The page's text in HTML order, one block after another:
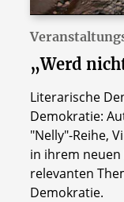
„Werd
Literarische
Demokratie:
"Nelly"-Reihe,
in ihrem
relevanten
Demokratie.